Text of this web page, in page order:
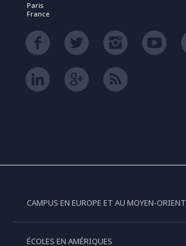
Paris
France
CAMPUS EN EUROPE ET AU MOYEN-ORIENT
ÉCOLES EN AMÉRIQUES